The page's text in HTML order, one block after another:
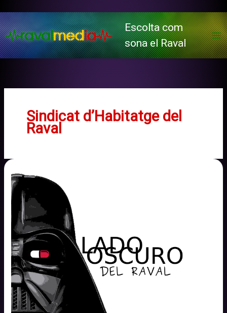
al
contingut
Escolta com
sona el Raval
Sindicat d’Habitatge del
Raval